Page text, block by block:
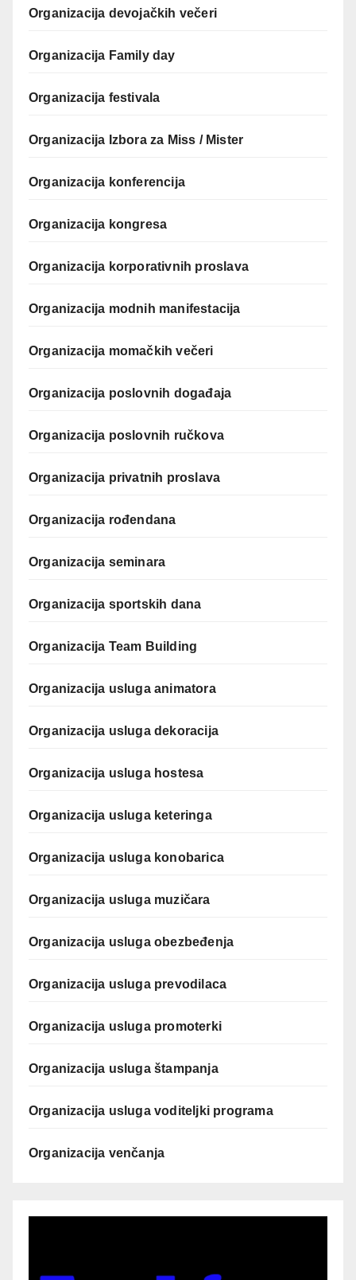
Organizacija devojačkih večeri
Organizacija Family day
Organizacija festivala
Organizacija Izbora za Miss / Mister
Organizacija konferencija
Organizacija kongresa
Organizacija korporativnih proslava
Organizacija modnih manifestacija
Organizacija momačkih večeri
Organizacija poslovnih događaja
Organizacija poslovnih ručkova
Organizacija privatnih proslava
Organizacija rođendana
Organizacija seminara
Organizacija sportskih dana
Organizacija Team Building
Organizacija usluga animatora
Organizacija usluga dekoracija
Organizacija usluga hostesa
Organizacija usluga keteringa
Organizacija usluga konobarica
Organizacija usluga muzičara
Organizacija usluga obezbeđenja
Organizacija usluga prevodilaca
Organizacija usluga promoterki
Organizacija usluga štampanja
Organizacija usluga voditeljki programa
Organizacija venčanja